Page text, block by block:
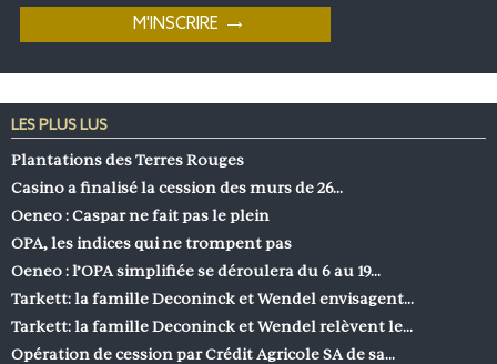
LES PLUS LUS
Plantations des Terres Rouges
Casino a finalisé la cession des murs de 26…
Oeneo : Caspar ne fait pas le plein
OPA, les indices qui ne trompent pas
Oeneo : l’OPA simplifiée se déroulera du 6 au 19…
Tarkett: la famille Deconinck et Wendel envisagent…
Tarkett: la famille Deconinck et Wendel relèvent le…
Opération de cession par Crédit Agricole SA de sa…